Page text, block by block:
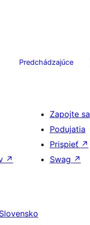
Predchádzajúce
↗
Zapojte sa
Podujatia
Prispieť ↗
Swag ↗
Slovensko